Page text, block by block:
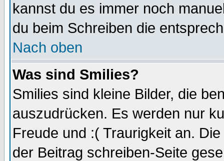
kannst du es immer noch
du beim Schreiben die
Nach oben
Was sind Smilies?
Smilies sind kleine Bilder, die
auszudrücken. Es werden nur
Freude und :( Traurigkeit an.
der Beitrag schreiben-Seite